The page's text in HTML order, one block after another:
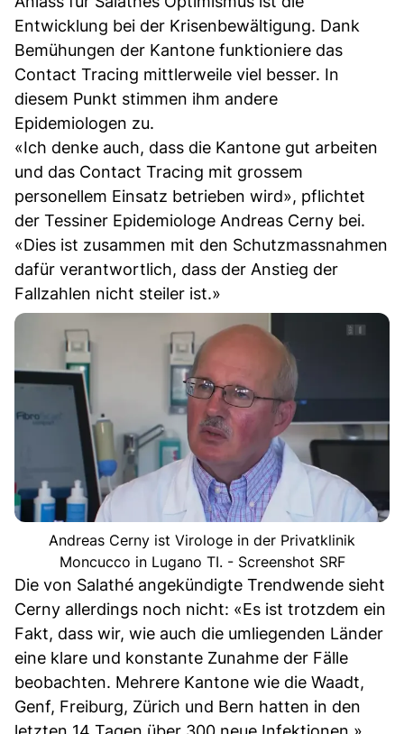
Entwicklung bei der Krisenbewältigung. Dank
Bemühungen der Kantone funktioniere das
Contact Tracing mittlerweile viel besser. In
diesem Punkt stimmen ihm andere
Epidemiologen zu.
«Ich denke auch, dass die Kantone gut arbeiten
und das Contact Tracing mit grossem
personellem Einsatz betrieben wird», pflichtet
der Tessiner Epidemiologe Andreas Cerny bei.
«Dies ist zusammen mit den Schutzmassnahmen
dafür verantwortlich, dass der Anstieg der
Fallzahlen nicht steiler ist.»
Andreas Cerny ist Virologe in der Privatklinik
Moncucco in Lugano TI. - Screenshot SRF
Die von Salathé angekündigte Trendwende sieht
Cerny allerdings noch nicht: «Es ist trotzdem ein
Fakt, dass wir, wie auch die umliegenden Länder
eine klare und konstante Zunahme der Fälle
beobachten. Mehrere Kantone wie die Waadt,
Genf, Freiburg, Zürich und Bern hatten in den